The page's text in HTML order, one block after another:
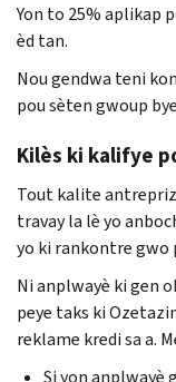
Yon to 25% aplikap
èd tan.
Nou gendwa teni
pou sèten gwoup
Kilès ki kalifye
Tout kalite
travay la lè yo
yo ki rankontre gwo
Ni anplwayè ki gen
peye taks ki
reklame kredi sa a.
Si yon anplwayè